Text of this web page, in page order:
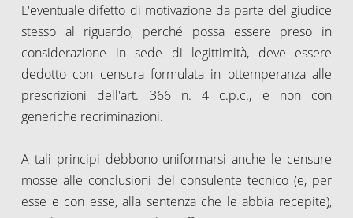
L'eventuale difetto di motivazione da parte del giudice
stesso al riguardo, perché possa essere preso in
considerazione in sede di legittimità, deve essere
dedotto con censura formulata in ottemperanza alle
prescrizioni dell'art. 366 n. 4 c.p.c., e non con
generiche recriminazioni.
A tali principi debbono uniformarsi anche le censure
mosse alle conclusioni del consulente tecnico (e, per
esse e con esse, alla sentenza che le abbia recepite),